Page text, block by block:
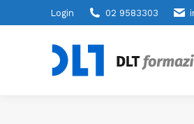
Login 02 9583303